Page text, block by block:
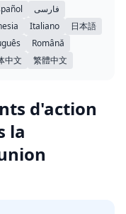
فارسی
Italiano
日本語
Română
中文 繁體中文
d'action
la